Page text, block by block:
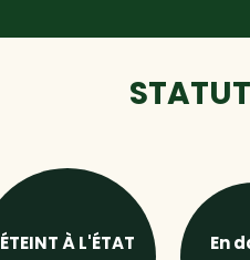
ÉTEINT À L'ÉTAT
En